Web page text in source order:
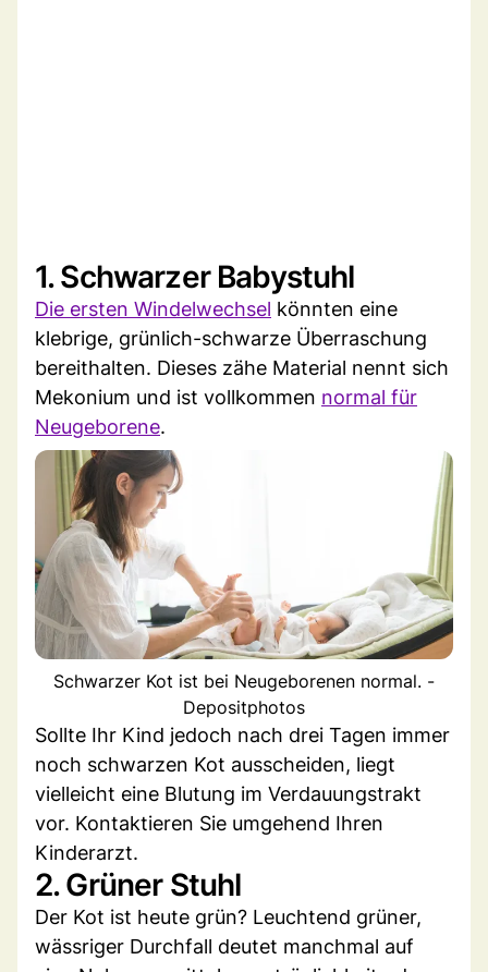
1. Schwarzer Babystuhl
Die ersten Windelwechsel könnten eine
klebrige, grünlich-schwarze Überraschung
bereithalten. Dieses zähe Material nennt sich
Mekonium und ist vollkommen normal für
Neugeborene.
Schwarzer Kot ist bei Neugeborenen normal. -
Depositphotos
Sollte Ihr Kind jedoch nach drei Tagen immer
noch schwarzen Kot ausscheiden, liegt
vielleicht eine Blutung im Verdauungstrakt
vor. Kontaktieren Sie umgehend Ihren
Kinderarzt.
2. Grüner Stuhl
Der Kot ist heute grün? Leuchtend grüner,
wässriger Durchfall deutet manchmal auf